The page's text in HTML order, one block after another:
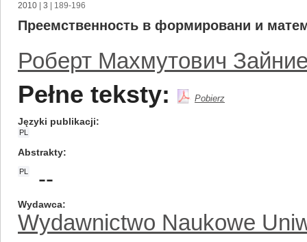
2010 3 | 189-196
Преемственность в формировани и
Роберт Махмутович
Pełne teksty: Pobierz
Języki publikacji
PL
Abstrakty
PL --
Wydawca
Wydawnictwo Naukowe